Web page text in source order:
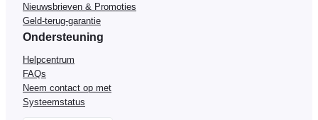
Nieuwsbrieven & Promoties
Geld-terug-garantie
Ondersteuning
Helpcentrum
FAQs
Neem contact op met
Systeemstatus